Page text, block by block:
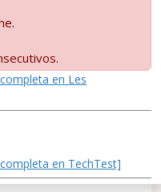
en Les
en TechTest]